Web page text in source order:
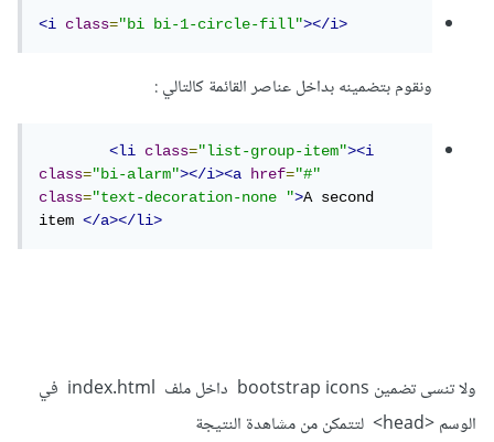
<i class="bi bi-1-circle-fill"></i>
ونقوم بتضمينه بداخل عناصر القائمة كالتالي
<li class="list-group-item"><i
class="bi-alarm"></i><a href="#"
class="text-decoration-none ">A second
item </a></li>
ولا تنسى تضمين bootstrap icons داخل ملف index.html في
الوسم <head> لتتمكن من مشاهدة النتيجة